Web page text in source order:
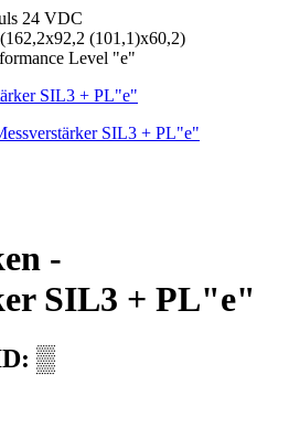
24 VDC
(101,1)x60,2)
Level "e"
SIL3 + PL"e"
-
SIL3 + PL"e"
▒